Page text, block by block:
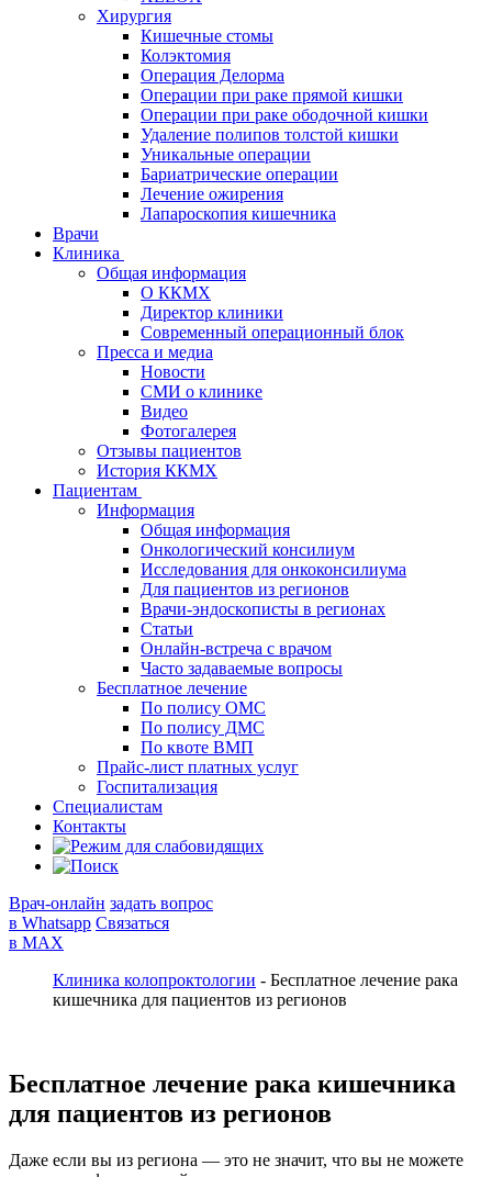
Хирургия
Кишечные стомы
Колэктомия
Операция Делорма
Операции при раке прямой кишки
Операции при раке ободочной кишки
Удаление полипов толстой кишки
Уникальные операции
Бариатрические операции
Лечение ожирения
Лапароскопия кишечника
Врачи
Клиника
Общая информация
О ККМХ
Директор клиники
Современный операционный блок
Пресса и медиа
Новости
СМИ о клинике
Видео
Фотогалерея
Отзывы пациентов
История ККМХ
Пациентам
Информация
Общая информация
Онкологический консилиум
Исследования для онкоконсилиума
Для пациентов из регионов
Врачи-эндоскописты в регионах
Статьи
Онлайн-встреча с врачом
Часто задаваемые вопросы
Бесплатное лечение
По полису ОМС
По полису ДМС
По квоте ВМП
Прайс-лист платных услуг
Госпитализация
Специалистам
Контакты
Врач-онлайн задать вопрос
в Whatsapp Связаться
в MAX
Клиника колопроктологии - Бесплатное лечение рака
кишечника для пациентов из регионов
Бесплатное лечение рака кишечника
для пациентов из регионов
Даже если вы из региона — это не значит, что вы не можете